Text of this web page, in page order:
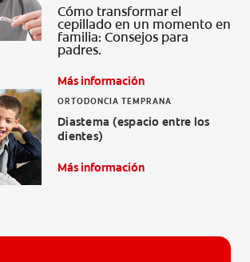
Cómo transformar el
cepillado en un momento en
familia: Consejos para
padres.
Más información
ORTODONCIA TEMPRANA
Diastema (espacio entre los
dientes)
Más información